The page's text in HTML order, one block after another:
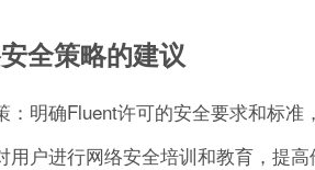
全策略的建议
明确Fluent许可的安全要求和标准
户进行网络安全培训和教育，提高